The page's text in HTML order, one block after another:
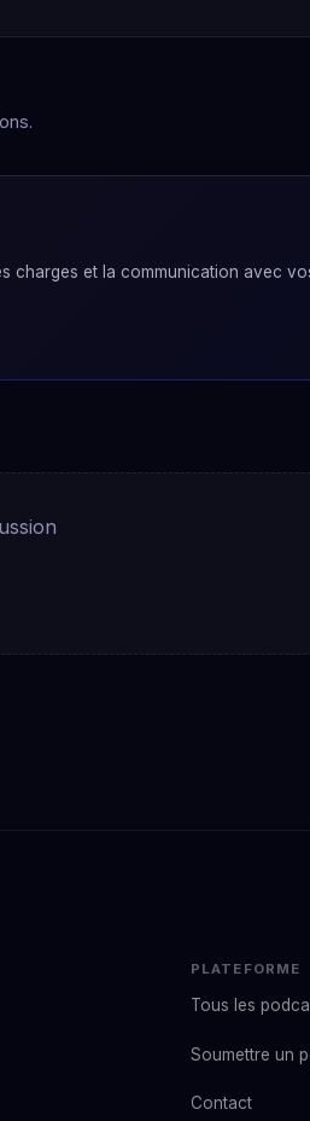
charges et la communication avec
PLATEFORME
Tous les
Soumettre un
Contact